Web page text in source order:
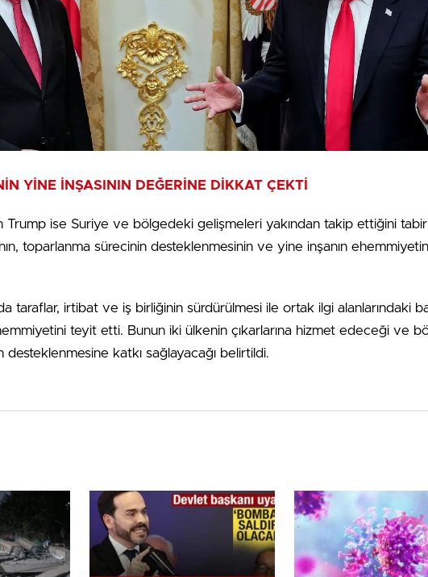
YİNE İNŞASININ DEĞERİNE DİKKAT ÇEKTİ
Trump ise Suriye ve bölgedeki gelişmeleri yakından takip ettiğini
toparlanma sürecinin desteklenmesinin ve yine inşanın
taraflar, irtibat ve iş birliğinin sürdürülmesi ile ortak ilgi alanlarındaki
teyit etti. Bunun iki ülkenin çıkarlarına hizmet edeceği ve
desteklenmesine katkı sağlayacağı belirtildi.